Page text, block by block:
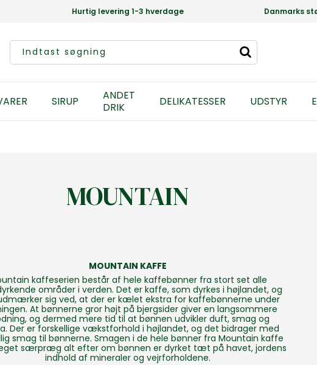
Hurtig levering 1-3 hverdage Danmarks
SIRUP
ANDET
DRIK
DELIKATESSER UDSTYR
MOUNTAIN
MOUNTAIN KAFFE
kaffeserien består af hele kaffebønner fra stort set alle
områder i verden. Det er kaffe, som dyrkes i højlandet, og
sig ved, at der er kælet ekstra for kaffebønnerne under
At bønnerne gror højt på bjergsider giver en langsommere
og dermed mere tid til at bønnen udvikler duft, smag og
Der er forskellige vækstforhold i højlandet, og det bidrager med
smag til bønnerne. Smagen i de hele bønner fra Mountain kaffe
særpræg alt efter om bønnen er dyrket tæt på havet, jordens
indhold af mineraler og vejrforholdene.